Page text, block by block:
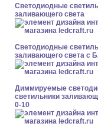
Светодиодные
заливающего света
Светодиодные
заливающего света с
Диммируемые
светильники
0-10